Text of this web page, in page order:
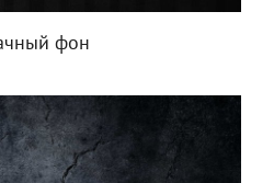
фон